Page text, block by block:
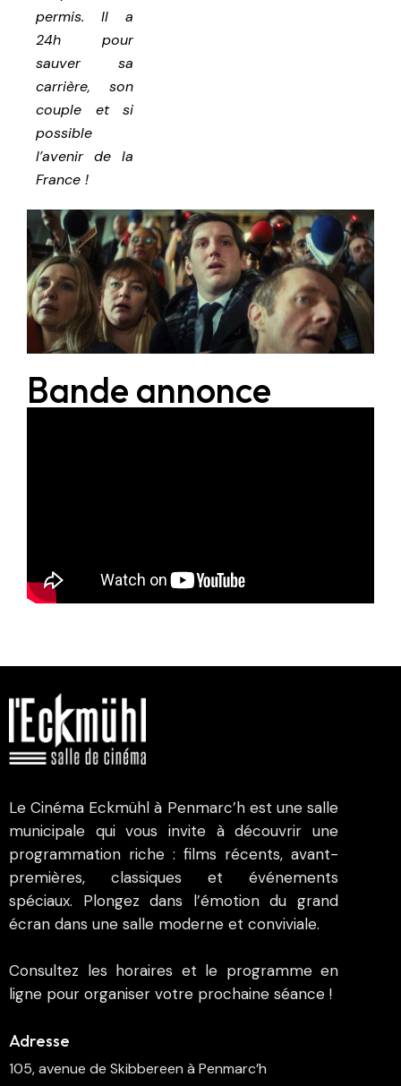
permis. Il a
24h pour
sauver sa
carrière, son
couple et si
possible
l’avenir de la
France !
Bande annonce
Le Cinéma Eckmühl à Penmarc’h est une salle
municipale qui vous invite à découvrir une
programmation riche : films récents, avant-
premières, classiques et événements
spéciaux. Plongez dans l’émotion du grand
écran dans une salle moderne et conviviale.
Consultez les horaires et le programme en
ligne pour organiser votre prochaine séance !
Adresse
105, avenue de Skibbereen à Penmarc’h